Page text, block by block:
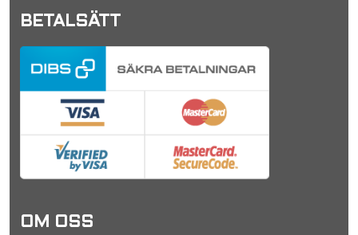
BETALSÄTT
OM OSS